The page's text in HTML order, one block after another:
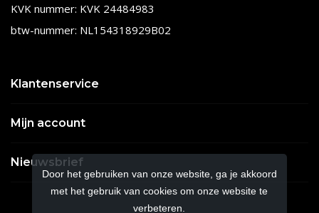
KVK nummer: KVK 24484983
btw-nummer: NL154318929B02
Klantenservice
Mijn account
Nieuwsbrief
Door het gebruiken van onze website, ga je akkoord
met het gebruik van cookies om onze website te
verbeteren.